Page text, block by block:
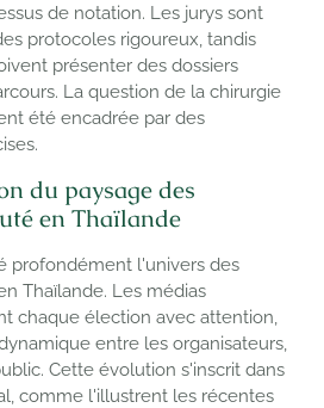
de notation. Les jurys sont
protocoles rigoureux, tandis
présenter des dossiers
La question de la chirurgie
été encadrée par des
du paysage des
en Thaïlande
profondément l'univers des
Thaïlande. Les médias
chaque élection avec attention,
entre les organisateurs,
Cette évolution s'inscrit dans
comme l'illustrent les récentes